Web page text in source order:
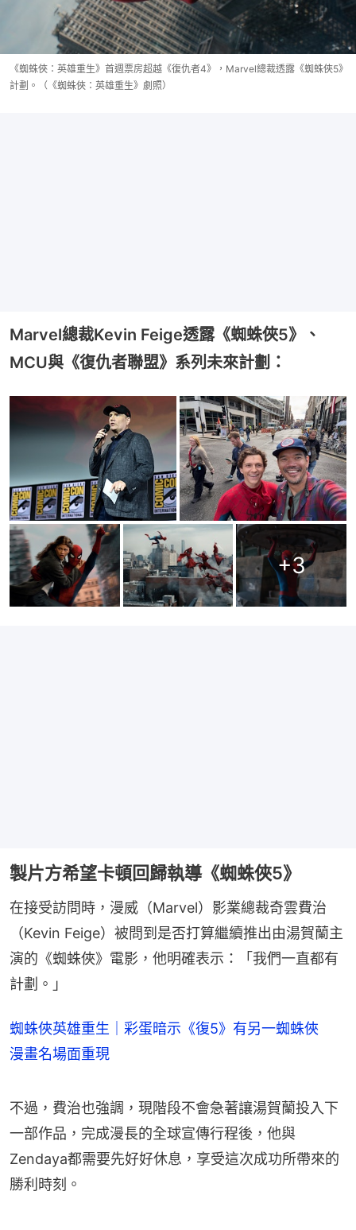
《蜘蛛俠：英雄重生》首週票房超越《復仇者4》，Marvel總裁透露《蜘蛛俠5》
計劃。（《蜘蛛俠：英雄重生》劇照）
Marvel總裁Kevin Feige透露《蜘蛛俠5》、
MCU與《復仇者聯盟》系列未來計劃：
+3
製片方希望卡頓回歸執導《蜘蛛俠5》
在接受訪問時，漫威（Marvel）影業總裁奇雲費治
（Kevin Feige）被問到是否打算繼續推出由湯賀蘭主
演的《蜘蛛俠》電影，他明確表示：「我們一直都有
計劃。」
蜘蛛俠英雄重生｜彩蛋暗示《復5》有另一蜘蛛俠
漫畫名場面重現
不過，費治也強調，現階段不會急著讓湯賀蘭投入下
一部作品，完成漫長的全球宣傳行程後，他與
Zendaya都需要先好好休息，享受這次成功所帶來的
勝利時刻。